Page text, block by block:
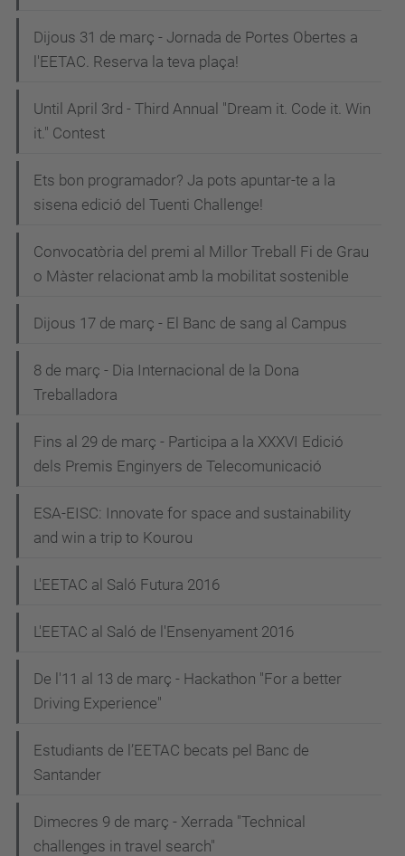
Dijous 31 de març - Jornada de Portes Obertes a
l'EETAC. Reserva la teva plaça!
Until April 3rd - Third Annual "Dream it. Code it. Win
it." Contest
Ets bon programador? Ja pots apuntar-te a la
sisena edició del Tuenti Challenge!
Convocatòria del premi al Millor Treball Fi de Grau
o Màster relacionat amb la mobilitat sostenible
Dijous 17 de març - El Banc de sang al Campus
8 de març - Dia Internacional de la Dona
Treballadora
Fins al 29 de març - Participa a la XXXVI Edició
dels Premis Enginyers de Telecomunicació
ESA-EISC: Innovate for space and sustainability
and win a trip to Kourou
L'EETAC al Saló Futura 2016
L'EETAC al Saló de l'Ensenyament 2016
De l'11 al 13 de març - Hackathon "For a better
Driving Experience"
Estudiants de l’EETAC becats pel Banc de
Santander
Dimecres 9 de març - Xerrada "Technical
challenges in travel search"